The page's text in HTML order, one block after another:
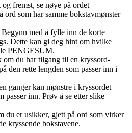
og fremst, se nøye på ordet
som har samme bokstavmønster
Begynn med å fylle inn de korte
Dette kan gi deg hint om hvilke
PENGESUM.
om du har tilgang til en kryssord-
den rette lengden som passer inn i
ganger kan mønstre i kryssordet
passer inn. Prøv å se etter slike
du er usikker, gjett på ord som virker
kryssende bokstavene.